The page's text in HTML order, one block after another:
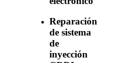
Reparación
de sistema
de
inyección